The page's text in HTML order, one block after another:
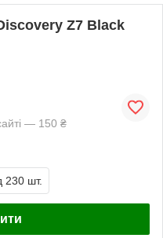
Z7 Black
— 150 ₴
230 шт.